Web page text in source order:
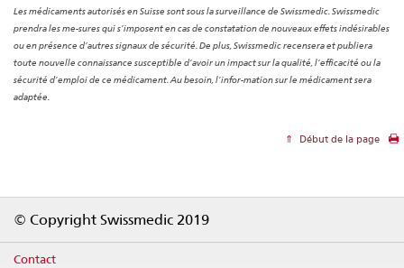
Les médicaments autorisés en Suisse sont sous la surveillance de Swissmedic. Swissmedic
prendra les me-sures qui s’imposent en cas de constatation de nouveaux effets indésirables
ou en présence d’autres signaux de sécurité. De plus, Swissmedic recensera et publiera
toute nouvelle connaissance susceptible d’avoir un impact sur la qualité, l’efficacité ou la
sécurité d’emploi de ce médicament. Au besoin, l’infor-mation sur le médicament sera
adaptée.
Début de la page
© Copyright Swissmedic 2019
Contact